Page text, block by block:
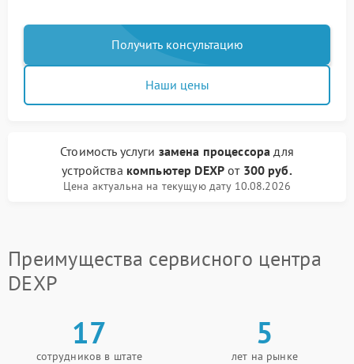
Получить консультацию
Наши цены
Стоимость услуги замена процессора для
устройства компьютер DEXPот 300 руб.
Цена актуальна на текущую дату 10.08.2026
Преимущества сервисного центра
DEXP
17
сотрудников в штате
5
лет на рынке